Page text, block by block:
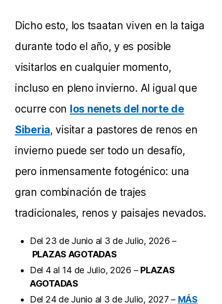
Dicho esto, los tsaatan viven en la taiga
durante todo el año, y es posible
visitarlos en cualquier momento,
incluso en pleno invierno. Al igual que
ocurre con los nenets del norte de
Siberia, visitar a pastores de renos en
invierno puede ser todo un desafío,
pero inmensamente fotogénico: una
gran combinación de trajes
tradicionales, renos y paisajes nevados.
Del 23 de Junio al 3 de Julio, 2026 –
PLAZAS AGOTADAS
Del 4 al 14 de Julio, 2026 – PLAZAS
AGOTADAS
Del 24 de Junio al 3 de Julio, 2027 – MÁS